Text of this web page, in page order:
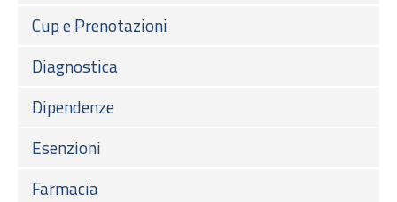
Cup e Prenotazioni
Diagnostica
Dipendenze
Esenzioni
Farmacia